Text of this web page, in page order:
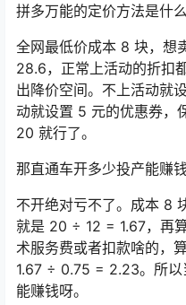
拼多万能的定价方法是什么
全网最低价成本 8 块，
28.6，正常上活动的折扣
出降价空间。不上活动就
动就设置 5 元的优惠券，
20 就行了。
那直通车开多少投产能赚钱
不开绝对亏不了。成本 8
就是 20 ÷ 12 = 1.67，再
术服务费或者扣款啥的，
1.67 ÷ 0.75 = 2.23。所
能赚钱呀。